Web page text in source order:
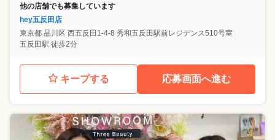
他の店舗でも募集しています
hey五反田店
東京都 品川区 西五反田1-4-8 秀和五反田駅前レジデンス510号室
五反田駅 徒歩2分
キープする 応募画面へ進む